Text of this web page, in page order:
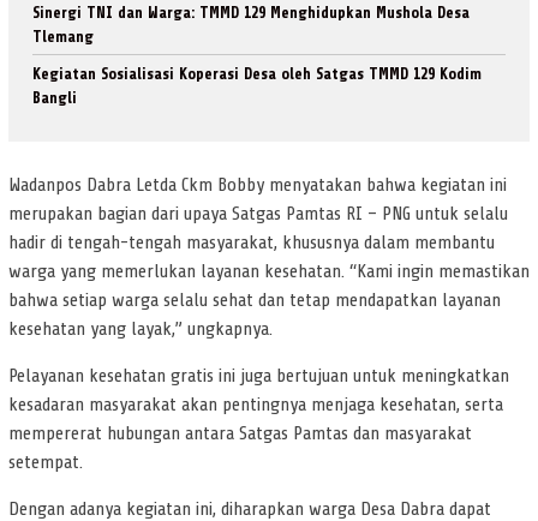
Sinergi TNI dan Warga: TMMD 129 Menghidupkan Mushola Desa
Tlemang
Kegiatan Sosialisasi Koperasi Desa oleh Satgas TMMD 129 Kodim
Bangli
Wadanpos Dabra Letda Ckm Bobby menyatakan bahwa kegiatan ini
merupakan bagian dari upaya Satgas Pamtas RI – PNG untuk selalu
hadir di tengah-tengah masyarakat, khususnya dalam membantu
warga yang memerlukan layanan kesehatan. “Kami ingin memastikan
bahwa setiap warga selalu sehat dan tetap mendapatkan layanan
kesehatan yang layak,” ungkapnya.
Pelayanan kesehatan gratis ini juga bertujuan untuk meningkatkan
kesadaran masyarakat akan pentingnya menjaga kesehatan, serta
mempererat hubungan antara Satgas Pamtas dan masyarakat
setempat.
Dengan adanya kegiatan ini, diharapkan warga Desa Dabra dapat